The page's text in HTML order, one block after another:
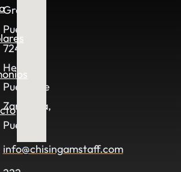
Granjas
Puebla,
72490
Heroica
Puebla de
Zaragoza,
Pue.
info@chisingamstaff.com